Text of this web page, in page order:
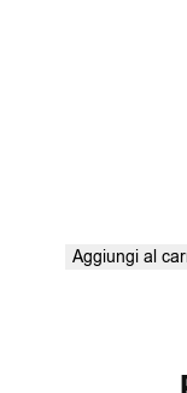
Aggiungi al